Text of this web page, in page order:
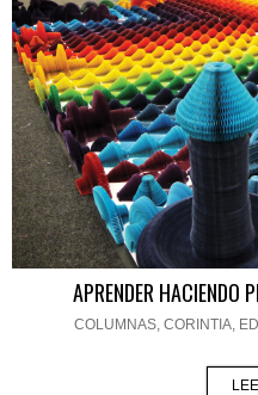
APRENDER HACIENDO
COLUMNAS, CORINTIA,